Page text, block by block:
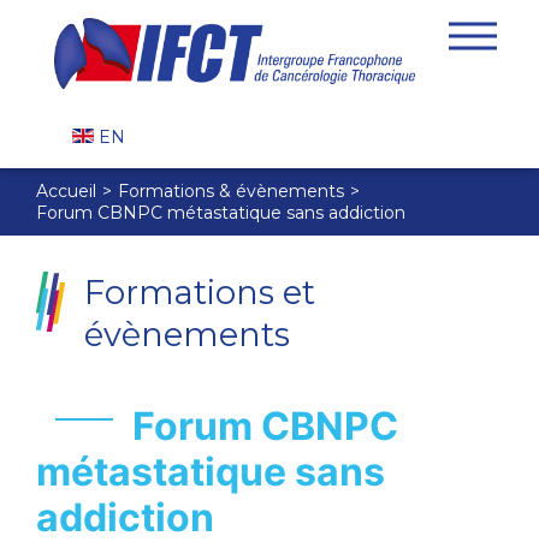
EN
Accueil
Formations & évènements
Forum CBNPC métastatique sans addiction
Formations et
évènements
Forum CBNPC
métastatique sans
addiction